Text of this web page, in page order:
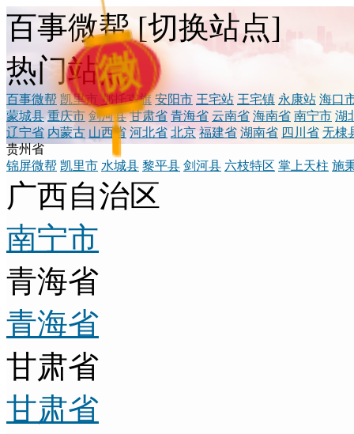
百事微帮 [切换站点]
热门站点
百事微帮 凯里市 鄂托克旗 安阳市 王宅站 王宅镇 永康站 海口
蒙城县 重庆市 剑河县 甘肃省 青海省 云南省 海南省 南宁市 湖
辽宁省 内蒙古 山西省 河北省 北京 福建省 湖南省 四川省 无棣
贵州省
锦屏微帮 凯里市 水城县 黎平县 剑河县 六枝特区 掌上天柱 施
广西自治区
南宁市
青海省
青海省
甘肃省
甘肃省
微